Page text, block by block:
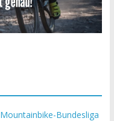
Bundesliga